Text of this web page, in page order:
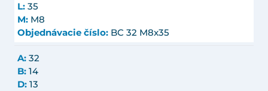
L: 35
M: M8
Objednávacie číslo: BC 32 M8x35
A: 32
B: 14
D: 13